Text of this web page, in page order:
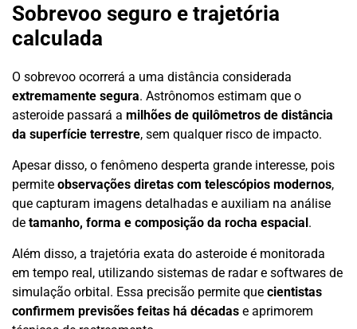
Sobrevoo seguro e trajetória
calculada
O sobrevoo ocorrerá a uma distância considerada
extremamente segura. Astrônomos estimam que o
asteroide passará a milhões de quilômetros de distância
da superfície terrestre, sem qualquer risco de impacto.
Apesar disso, o fenômeno desperta grande interesse, pois
permite observações diretas com telescópios modernos,
que capturam imagens detalhadas e auxiliam na análise
de tamanho, forma e composição da rocha espacial .
Além disso, a trajetória exata do asteroide é monitorada
em tempo real, utilizando sistemas de radar e softwares de
simulação orbital. Essa precisão permite que cientistas
confirmem previsões feitas há décadas e aprimorem